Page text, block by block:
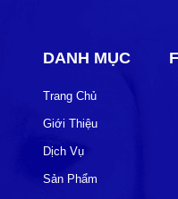
DANH MỤC
Trang Chủ
Giới Thiệu
Dịch Vụ
Sản Phẩm